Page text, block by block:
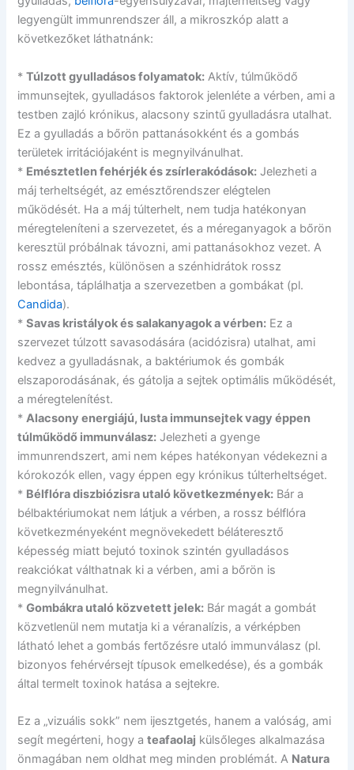
legyengült immunrendszer áll, a mikroszkóp alatt a
következőket láthatnánk:
*Túlzott gyulladásos folyamatok: Aktív, túlműködő
immunsejtek, gyulladásos faktorok jelenléte a vérben, ami a
testben zajló krónikus, alacsony szintű gyulladásra utalhat.
Ez a gyulladás a bőrön pattanásokként és a gombás
területek irritációjaként is megnyilvánulhat.
* Emésztetlen fehérjék és zsírlerakódások: Jelezheti a
máj terheltségét, az emésztőrendszer elégtelen
működését. Ha a máj túlterhelt, nem tudja hatékonyan
méregteleníteni a szervezetet, és a méreganyagok a bőrön
keresztül próbálnak távozni, ami pattanásokhoz vezet. A
rossz emésztés, különösen a szénhidrátok rossz
lebontása, táplálhatja a szervezetben a gombákat (pl.
Candida).
*Savas kristályok és salakanyagok a vérben: Ez a
szervezet túlzott savasodására (acidózisra) utalhat, ami
kedvez a gyulladásnak, a baktériumok és gombák
elszaporodásának, és gátolja a sejtek optimális működését,
a méregtelenítést.
*Alacsony energiájú, lusta immunsejtek vagy éppen
túlműködő immunválasz: Jelezheti a gyenge
immunrendszert, ami nem képes hatékonyan védekezni a
kórokozók ellen, vagy éppen egy krónikus túlterheltséget.
* Bélflóra diszbiózisra utaló következmények: Bár a
bélbaktériumokat nem látjuk a vérben, a rossz bélflóra
következményeként megnövekedett béláteresztő
képesség miatt bejutó toxinok szintén gyulladásos
reakciókat válthatnak ki a vérben, ami a bőrön is
megnyilvánulhat.
*Gombákra utaló közvetett jelek: Bár magát a gombát
közvetlenül nem mutatja ki a véranalízis, a vérképben
látható lehet a gombás fertőzésre utaló immunválasz (pl.
bizonyos fehérvérsejt típusok emelkedése), és a gombák
által termelt toxinok hatása a sejtekre.
Ez a „vizuális sokk” nem ijesztgetés, hanem a valóság, ami
segít megérteni, hogy ateafaolaj külsőleges alkalmazása
önmagában nem oldhat meg minden problémát. A Natura